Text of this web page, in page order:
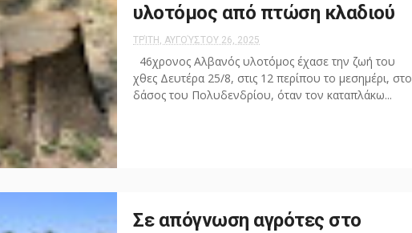
υλοτόμος από πτώση κλαδιού
ΤΡΊΤΗ, ΑΥΓΟΎΣΤΟΥ 26, 2025
46χρονος Αλβανός υλοτόμος έχασε την ζωή του
χθες Δευτέρα 25/8, στις 12 περίπου το μεσημέρι, στο
δάσος του Πολυδενδρίου, όταν τον καταπλάκω...
Σε απόγνωση αγρότες στο